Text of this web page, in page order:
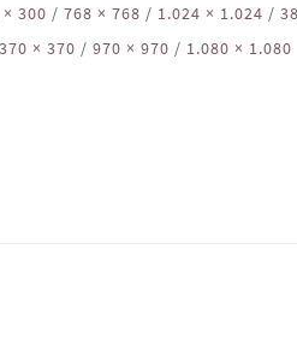
300 / 768 × 768 / 1.024 × 1.024 /
370 × 370 / 970 × 970 / 1.080 × 1.080